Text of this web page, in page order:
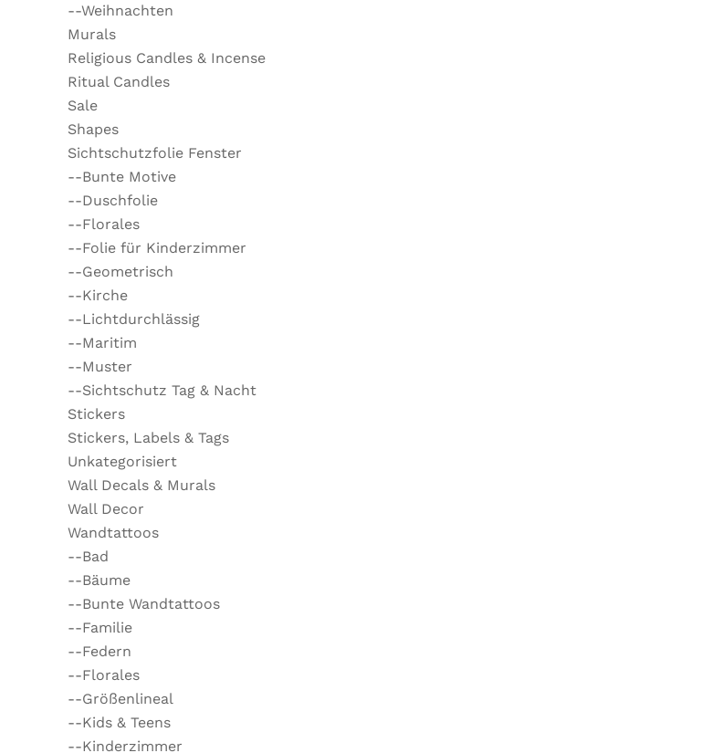
--Weihnachten
Murals
Religious Candles & Incense
Ritual Candles
Sale
Shapes
Sichtschutzfolie Fenster
--Bunte Motive
--Duschfolie
--Florales
--Folie für Kinderzimmer
--Geometrisch
--Kirche
--Lichtdurchlässig
--Maritim
--Muster
--Sichtschutz Tag & Nacht
Stickers
Stickers, Labels & Tags
Unkategorisiert
Wall Decals & Murals
Wall Decor
Wandtattoos
--Bad
--Bäume
--Bunte Wandtattoos
--Familie
--Federn
--Florales
--Größenlineal
--Kids & Teens
--Kinderzimmer